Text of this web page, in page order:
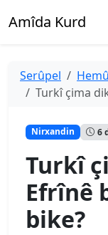
Amîda Kurd
Serûpel
Turkî çima
Nirxandin 6
Turkî
Efrînê
bike?